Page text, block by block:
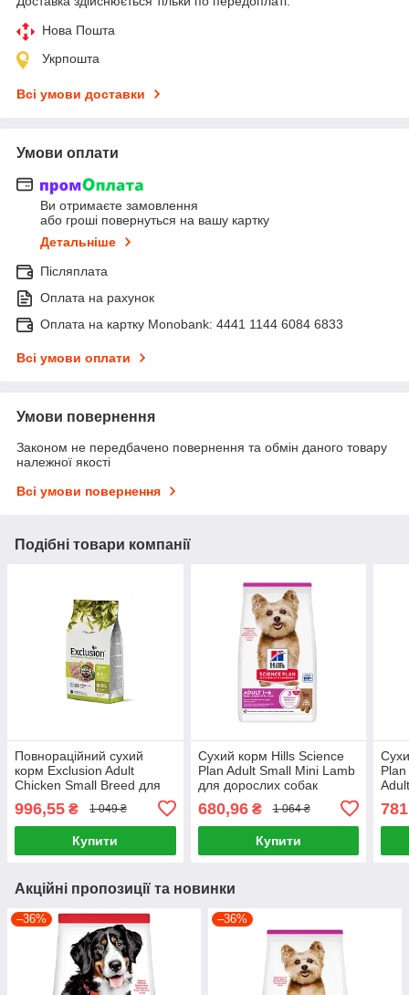
Нова Пошта
Укрпошта
Всі умови доставки
Умови оплати
Ви отримаєте замовлення
або гроші повернуться на вашу картку
Детальніше
Післяплата
Оплата на рахунок
Оплата на картку Monobank: 4441 1144 6084 6833
Всі умови оплати
Умови повернення
Законом не передбачено повернення та обмін даного товару
належної якості
Всі умови повернення
Подібні товари компанії
Повнораційний сухий
корм Exclusion Adult
Chicken Small Breed для
порід з куркою 2 кг
996,55 ₴ 1 049 ₴
Купити
Сухий корм Hills Science
Plan Adult Small Mini Lamb
для дорослих собак
маленьких порід Хіллс 1.5
кг. з ягням
680,96₴ 1 064 ₴
Купити
кг.
Акційні пропозиції та новинки
–36% –36%